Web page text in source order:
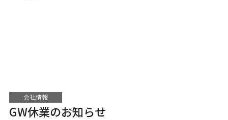
会社情報
GW休業のお知らせ